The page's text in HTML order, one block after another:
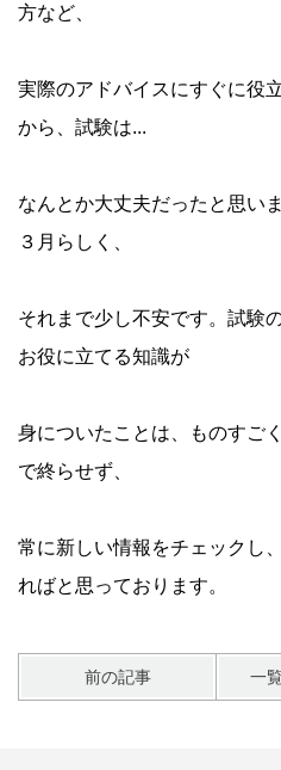
方など、
実際のアドバイスにすぐに役
から、試験は...
なんとか大丈夫だったと思い
３月らしく、
それまで少し不安です。試験
お役に立てる知識が
身についたことは、ものすご
で終らせず、
常に新しい情報をチェックし
ればと思っております。
前の記事 一